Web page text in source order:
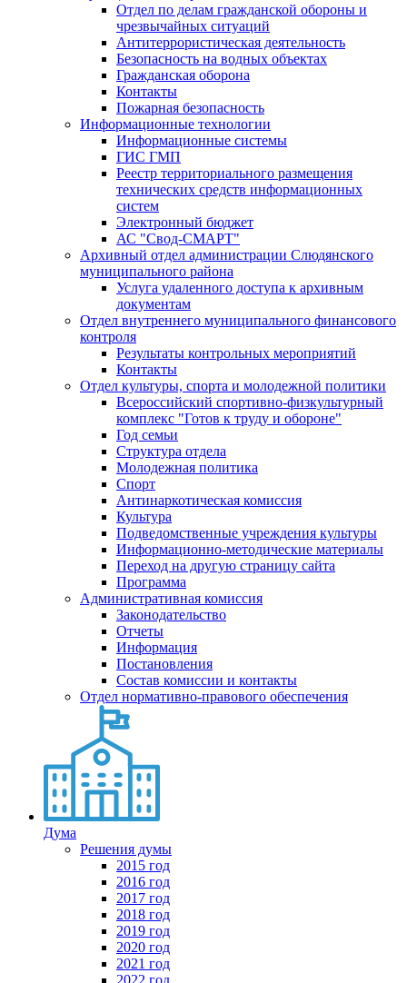
Отдел по делам гражданской обороны и
чрезвычайных ситуаций
Антитеррористическая деятельность
Безопасность на водных объектах
Гражданская оборона
Контакты
Пожарная безопасность
Информационные технологии
Информационные системы
ГИС ГМП
Реестр территориального размещения
технических средств информационных
систем
Электронный бюджет
АС "Свод-СМАРТ"
Архивный отдел администрации Слюдянского
муниципального района
Услуга удаленного доступа к архивным
документам
Отдел внутреннего муниципального финансового
контроля
Результаты контрольных мероприятий
Контакты
Отдел культуры, спорта и молодежной политики
Всероссийский спортивно-физкультурный
комплекс "Готов к труду и обороне"
Год семьи
Структура отдела
Молодежная политика
Спорт
Антинаркотическая комиссия
Культура
Подведомственные учреждения культуры
Информационно-методические материалы
Переход на другую страницу сайта
Программа
Административная комиссия
Законодательство
Отчеты
Информация
Постановления
Состав комиссии и контакты
Отдел нормативно-правового обеспечения
Дума
Решения думы
2015 год
2016 год
2017 год
2018 год
2019 год
2020 год
2021 год
2022 год